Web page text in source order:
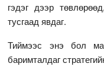
гэдэг дээр
тусгаад явдаг.
Тиймээс энэ бол
баримталдаг